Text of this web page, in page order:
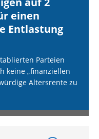
einen
Entlastung
Parteien
keine „finanziellen
Altersrente zu